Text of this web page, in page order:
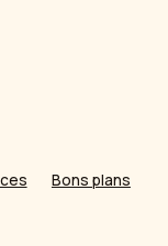
Bons plans